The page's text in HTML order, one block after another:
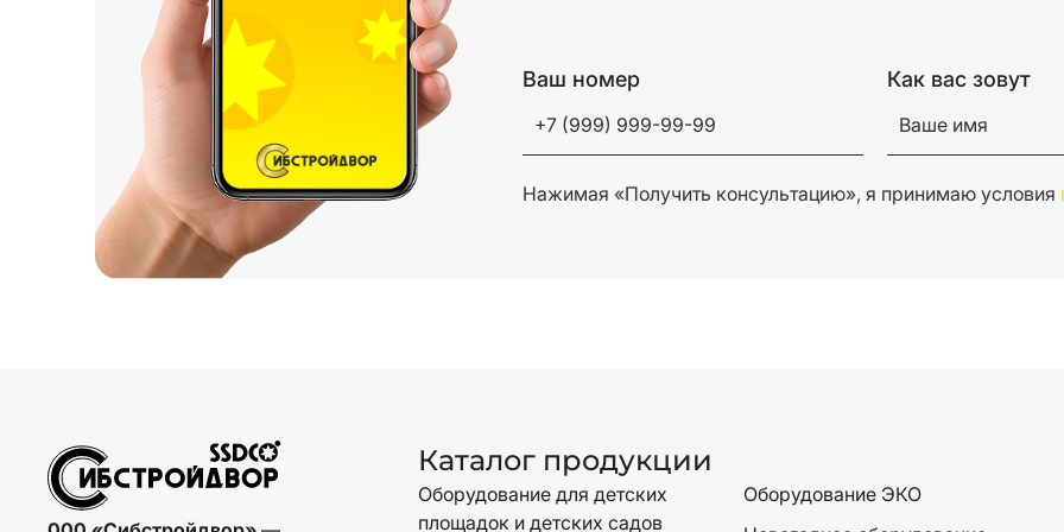
Ваш номер Как вас зовут
Нажимая «Получить консультацию», я принимаю условия
Каталог продукции
Оборудование для детских
площадок и детских садов
Оборудование ЭКО